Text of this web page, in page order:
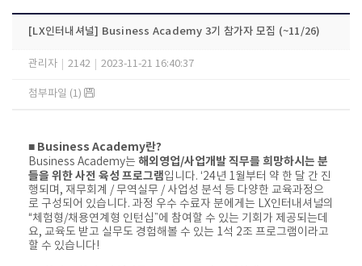
[LX인터내셔널] Business Academy 3기 참가자 모집 (~11/26)
관리자 2142 2023-11-21 16:40:37
첨부파일 (1)
■ Business Academy란?
Business Academy는 해외영업/사업개발 직무를 희망하시는 분
들을 위한 사전 육성 프로그램입니다. ‘24년 1월부터 약 한 달 간 진
행되며, 재무회계 / 무역실무 / 사업성 분석 등 다양한 교육과정으
로 구성되어 있습니다. 과정 우수 수료자 분에게는 LX인터내셔널의
“체험형/채용연계형 인턴십”에 참여할 수 있는 기회가 제공되는데
요, 교육도 받고 실무도 경험해볼 수 있는 1석 2조 프로그램이라고
할 수 있습니다!